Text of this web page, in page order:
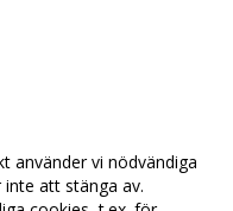
använder vi nödvändiga
att stänga av.